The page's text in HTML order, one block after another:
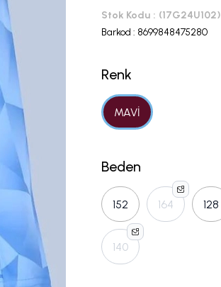
Stok Kodu
(17G24U102)
Barkod : 8699848475280
Renk
MAVİ
Beden
152 164 128
140